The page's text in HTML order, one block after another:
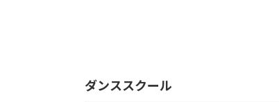
ダンススクール